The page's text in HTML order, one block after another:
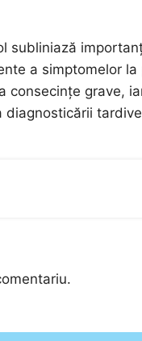
subliniază
a simptomelor
consecințe grave,